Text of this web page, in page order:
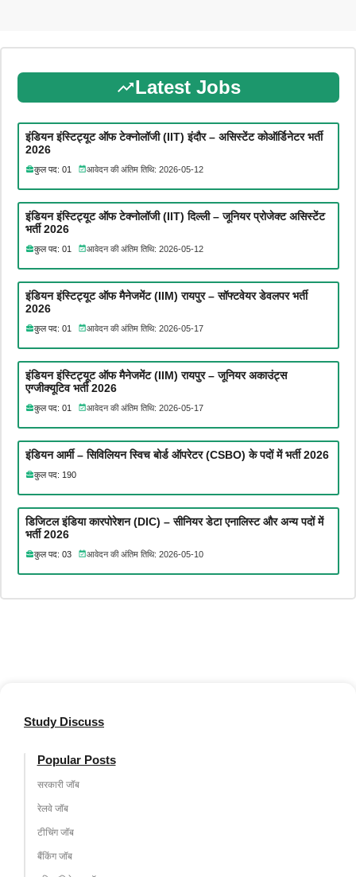
Latest Jobs
इंडियन इंस्टिट्यूट ऑफ टेक्नोलॉजी (IIT) इंदौर – असिस्टेंट कोऑर्डिनेटर भर्ती
2026
कुल पद: 01 आवेदन की अंतिम तिथि: 2026-05-12
इंडियन इंस्टिट्यूट ऑफ टेक्नोलॉजी (IIT) दिल्ली – जूनियर प्रोजेक्ट असिस्टेंट
भर्ती 2026
कुल पद: 01 आवेदन की अंतिम तिथि: 2026-05-12
इंडियन इंस्टिट्यूट ऑफ मैनेजमेंट (IIM) रायपुर – सॉफ्टवेयर डेवलपर भर्ती
2026
कुल पद: 01 आवेदन की अंतिम तिथि: 2026-05-17
इंडियन इंस्टिट्यूट ऑफ मैनेजमेंट (IIM) रायपुर – जूनियर अकाउंट्स
एग्जीक्यूटिव भर्ती 2026
कुल पद: 01 आवेदन की अंतिम तिथि: 2026-05-17
इंडियन आर्मी – सिविलियन स्विच बोर्ड ऑपरेटर (CSBO) के पदों में भर्ती 2026
कुल पद: 190
डिजिटल इंडिया कारपोरेशन (DIC) – सीनियर डेटा एनालिस्ट और अन्य पदों में
भर्ती 2026
कुल पद: 03 आवेदन की अंतिम तिथि: 2026-05-10
Study Discuss
Popular Posts
सरकारी जॉब
रेलवे जॉब
टीचिंग जॉब
बैंकिंग जॉब